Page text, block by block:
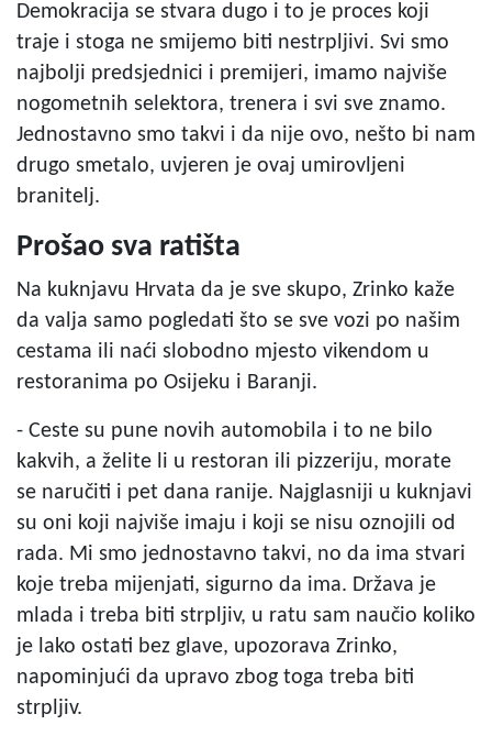
Demokracija se stvara dugo i to je proces koji
traje i stoga ne smijemo biti nestrpljivi. Svi smo
najbolji predsjednici i premijeri, imamo najviše
nogometnih selektora, trenera i svi sve znamo.
Jednostavno smo takvi i da nije ovo, nešto bi nam
drugo smetalo, uvjeren je ovaj umirovljeni
branitelj.
Prošao sva ratišta
Na kuknjavu Hrvata da je sve skupo, Zrinko kaže
da valja samo pogledati što se sve vozi po našim
cestama ili naći slobodno mjesto vikendom u
restoranima po Osijeku i Baranji.
- Ceste su pune novih automobila i to ne bilo
kakvih, a želite li u restoran ili pizzeriju, morate
se naručiti i pet dana ranije. Najglasniji u kuknjavi
su oni koji najviše imaju i koji se nisu oznojili od
rada. Mi smo jednostavno takvi, no da ima stvari
koje treba mijenjati, sigurno da ima. Država je
mlada i treba biti strpljiv, u ratu sam naučio koliko
je lako ostati bez glave, upozorava Zrinko,
napominjući da upravo zbog toga treba biti
strpljiv.